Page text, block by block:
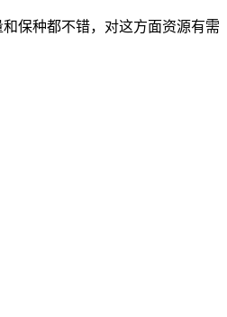
保种都不错，对这方面资源有需